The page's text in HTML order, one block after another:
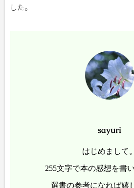
した。
sayuri
はじめまして。
255文字で本の感想を書
選書の参考になれば嬉